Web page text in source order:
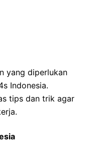
yang diperlukan
Indonesia.
tips dan trik agar